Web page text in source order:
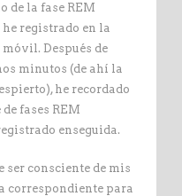
de la fase REM
registrado en la
Después de
minutos (de ahí la
he recordado
fases REM
enseguida.
consciente de mis
correspondiente para